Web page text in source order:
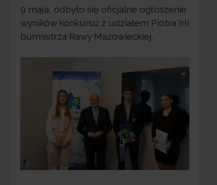
9 maja, odbyło się oficjalne ogłoszenie
wyników konkursu z udziałem Piotra Irli
burmistrza Rawy Mazowieckiej.